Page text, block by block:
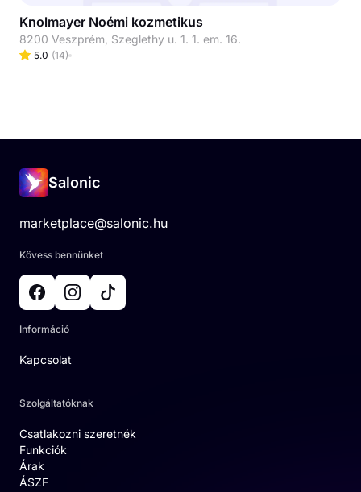
Knolmayer Noémi kozmetikus
8200 Veszprém, Szeglethy u. 1. 1. em. 16.
5.0 (14)
Salonic
marketplace@salonic.hu
Kövess bennünket
Információ
Kapcsolat
Szolgáltatóknak
Csatlakozni szeretnék
Funkciók
Árak
ÁSZF